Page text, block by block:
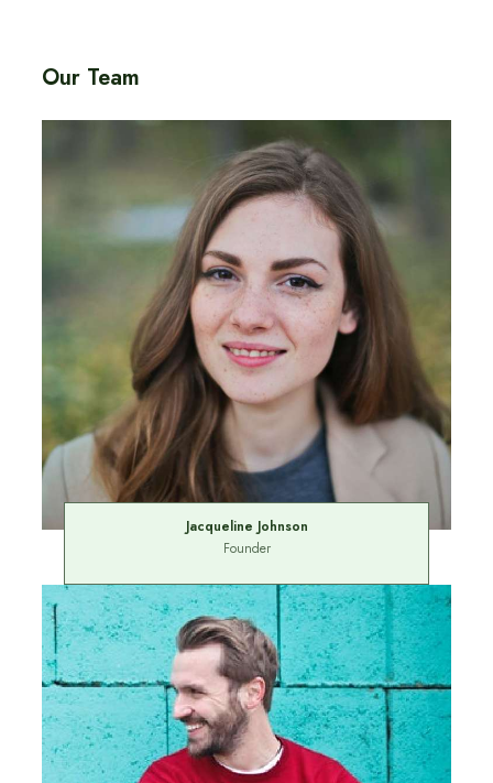
Our Team
Jacqueline Johnson
Founder